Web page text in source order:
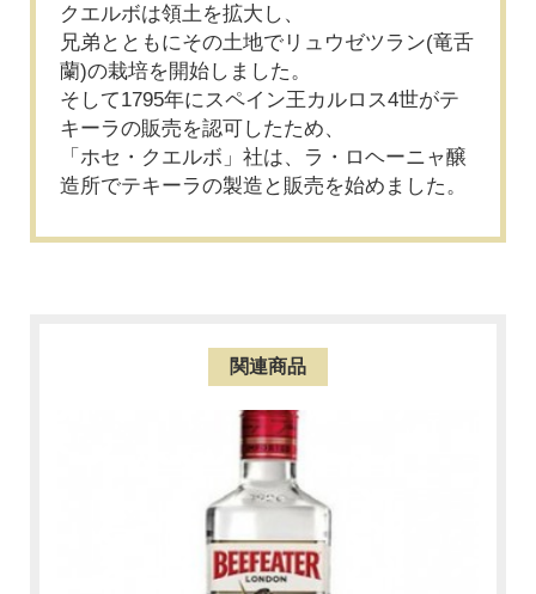
クエルボは領土を拡大し、
兄弟とともにその土地でリュウゼツラン(竜舌
蘭)の栽培を開始しました。
そして1795年にスペイン王カルロス4世がテ
キーラの販売を認可したため、
「ホセ・クエルボ」社は、ラ・ロヘーニャ醸
造所でテキーラの製造と販売を始めました。
関連商品